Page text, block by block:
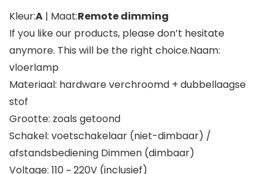
Kleur:A | Maat:Remote dimming
If you like our products, please don’t hesitate
anymore. This will be the right choice.Naam:
vloerlamp
Materiaal: hardware verchroomd + dubbellaagse
stof
Grootte: zoals getoond
Schakel: voetschakelaar (niet-dimbaar) /
afstandsbediening Dimmen (dimbaar)
Voltage: 110 ~ 220V (inclusief)